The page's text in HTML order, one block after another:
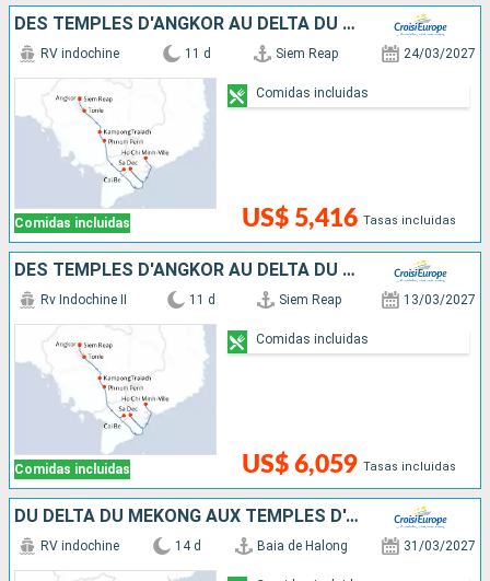
DES TEMPLES D'ANGKOR AU DELTA DU MÉKONG
Comidas incluidas
RV indochine 11 d Siem Reap 24/03/2027
US$ 5,416 Tasas incluidas
Comidas incluidas
DES TEMPLES D'ANGKOR AU DELTA DU MÉKONG
Comidas incluidas
Rv Indochine II 11 d Siem Reap 13/03/2027
US$ 6,059 Tasas incluidas
Comidas incluidas
DU DELTA DU MÉKONG AUX TEMPLES D'ANGKOR, HANOÏ ET LA BAIE D'ALONG (FORMULE PORT/PORT)
RV indochine 14 d Baia de Halong 31/03/2027